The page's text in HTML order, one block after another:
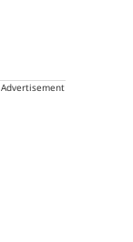
Advertisement